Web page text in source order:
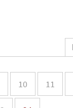
10 11